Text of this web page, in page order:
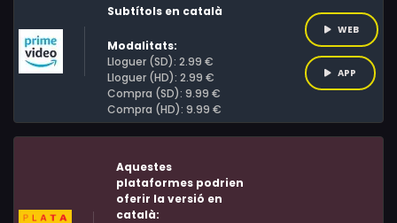
maduresa, en què la Kasia descobrirà que la seva
família no és, ni de bon tros, el que s’havia imaginat.
Subtítols en català
Modalitats:
Lloguer (SD): 2.99 €
Lloguer (HD): 2.99 €
Compra (SD): 9.99 €
Compra (HD): 9.99 €
WEB
APP
Aquestes
plataformes podrien
oferir la versió en
català: